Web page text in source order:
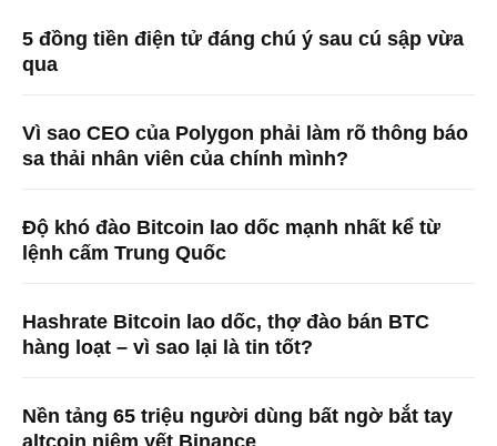
5 đồng tiền điện tử đáng chú ý sau cú sập vừa
qua
Vì sao CEO của Polygon phải làm rõ thông báo
sa thải nhân viên của chính mình?
Độ khó đào Bitcoin lao dốc mạnh nhất kể từ
lệnh cấm Trung Quốc
Hashrate Bitcoin lao dốc, thợ đào bán BTC
hàng loạt – vì sao lại là tin tốt?
Nền tảng 65 triệu người dùng bất ngờ bắt tay